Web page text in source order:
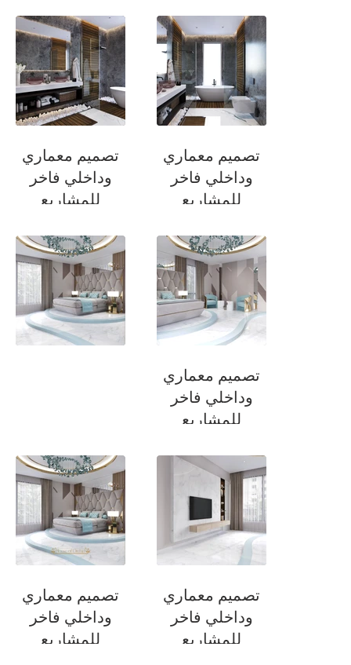
غرفة الملابس غرفة الملابس
تصميم معماري
وداخلي فاخر
للمشاريع
حمام غرفة السويت
تصميم معماري
وداخلي فاخر
للمشاريع
حمام غرفة السويت
تصميم معماري
وداخلي فاخر
للمشاريع
سويت
تصميم معماري
وداخلي فاخر
للمشاريع
تصميم معماري
وداخلي فاخر
للمشاريع